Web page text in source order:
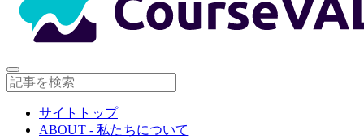
サイトトップ
ABOUT - 私たちについて